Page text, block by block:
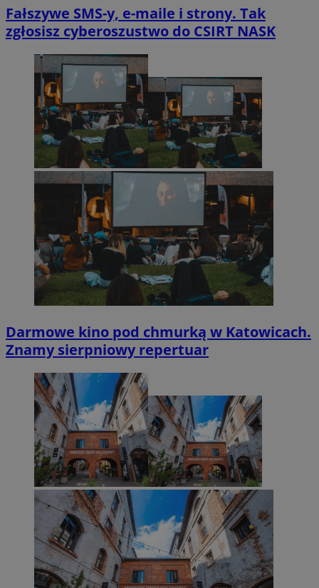
Fałszywe SMS-y, e-maile i strony. Tak
zgłosisz cyberoszustwo do CSIRT NASK
Darmowe kino pod chmurką w Katowicach.
Znamy sierpniowy repertuar